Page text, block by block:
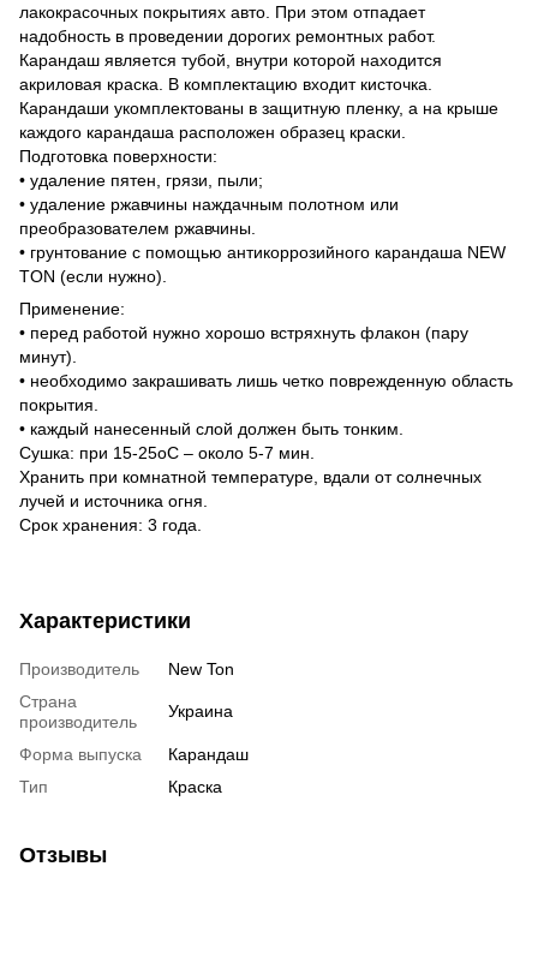
лакокрасочных покрытиях авто. При этом отпадает
надобность в проведении дорогих ремонтных работ.
Карандаш является тубой, внутри которой находится
акриловая краска. В комплектацию входит кисточка.
Карандаши укомплектованы в защитную пленку, а на крыше
каждого карандаша расположен образец краски.
Подготовка поверхности:
• удаление пятен, грязи, пыли;
• удаление ржавчины наждачным полотном или
преобразователем ржавчины.
• грунтование с помощью антикоррозийного карандаша NEW
TON (если нужно).
Применение:
• перед работой нужно хорошо встряхнуть флакон (пару
минут).
• необходимо закрашивать лишь четко поврежденную область
покрытия.
• каждый нанесенный слой должен быть тонким.
Сушка: при 15-25оС – около 5-7 мин.
Хранить при комнатной температуре, вдали от солнечных
лучей и источника огня.
Срок хранения: 3 года.
Характеристики
Производитель
New Ton
Страна
производитель
Украина
Форма выпуска
Карандаш
Тип
Краска
Отзывы